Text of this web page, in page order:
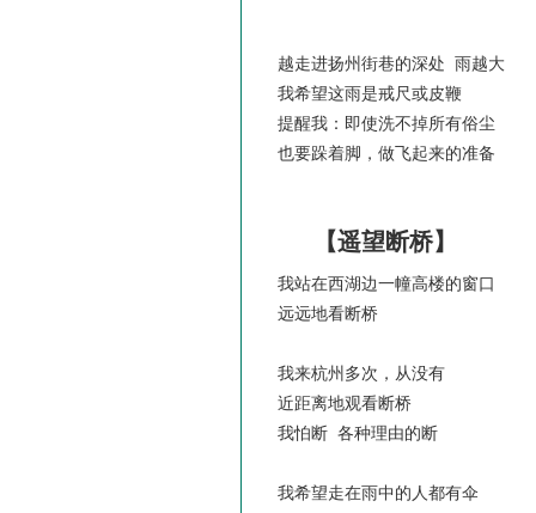
越走进扬州街巷的深处 雨越大
我希望这雨是戒尺或皮鞭
提醒我：即使洗不掉所有俗尘
也要跺着脚，做飞起来的准备
【遥望断桥】
我站在西湖边一幢高楼的窗口
远远地看断桥
我来杭州多次，从没有
近距离地观看断桥
我怕断 各种理由的断
我希望走在雨中的人都有伞